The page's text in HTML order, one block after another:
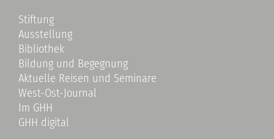
Stiftung
Ausstellung
Bibliothek
Bildung und Begegnung
Aktuelle Reisen und Seminare
West-Ost-Journal
Im GHH
GHH digital